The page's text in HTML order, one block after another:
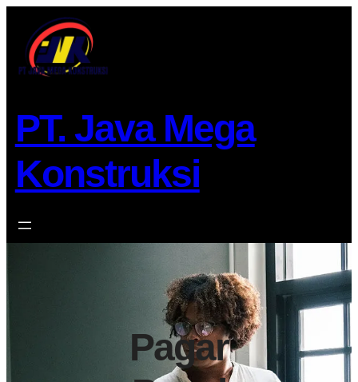
konten
PT. Java Mega
Konstruksi
Pagar